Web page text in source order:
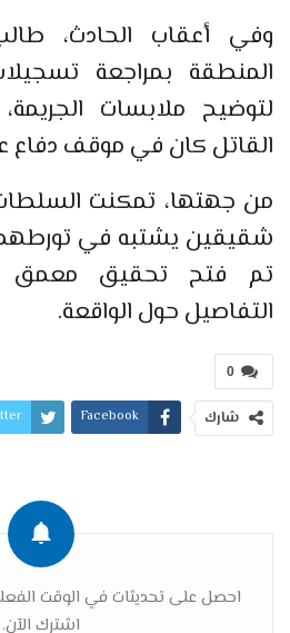
وفي أعقاب الحادث،
المنطقة بمراجعة
لتوضيح ملابسات
القاتل كان في موقف دفاع
من جهتها، تمكنت
شقيقين يشتبه في
تم فتح تحقيق
التفاصيل حول الواقعة.
0
شارك Facebook
احصل على تحديثات في الوقت
اشترك الآن.